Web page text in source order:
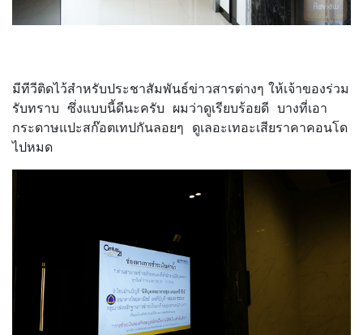
มีทีวีติดไว้สำหรับประชาสัมพันธ์ข่าวสารต่างๆ ให้เจ้าของร่วม
รับทราบ ซึ่งแบบนี้ดีนะครับ ผมว่าดูเรียบร้อยดี บางที่เอา
กระดาษแปะสก๊อตเทปกันลอยๆ ดูเลอะเทอะเสียราคาคอนโด
ไปหมด